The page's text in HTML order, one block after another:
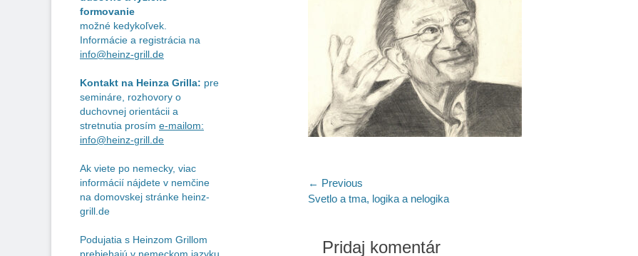
Navigácia
v
← Previous
Previous
Svetlo a tma, logika a nelogika
Pridaj komentár
formovanie
možné kedykoľvek.
Informácie a registrácia na
info@heinz-grill.de
Kontakt na Heinza Grilla: pre
semináre, rozhovory o
duchovnej orientácii a
stretnutia prosím e-mailom:
info@heinz-grill.de
Ak viete po nemecky, viac
informácií nájdete v nemčine
na domovskej stránke heinz-
grill.de
Podujatia s Heinzom Grillom